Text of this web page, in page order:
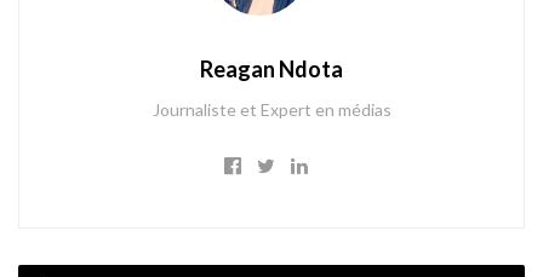
Reagan Ndota
Journaliste et Expert en médias